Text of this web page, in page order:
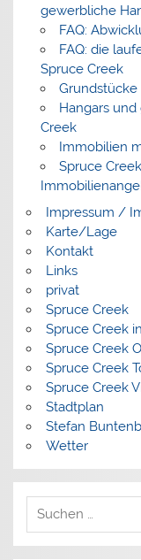
gewerbliche
FAQ:
FAQ: die
Spruce Creek
Grundstücke
Hangars
Creek
Immobilien
Spruce
Impressum /
Karte/Lage
Kontakt
Links
privat
Spruce Creek
Spruce Creek
Spruce Creek
Spruce Creek
Spruce Creek
Stadtplan
Stefan
Wetter